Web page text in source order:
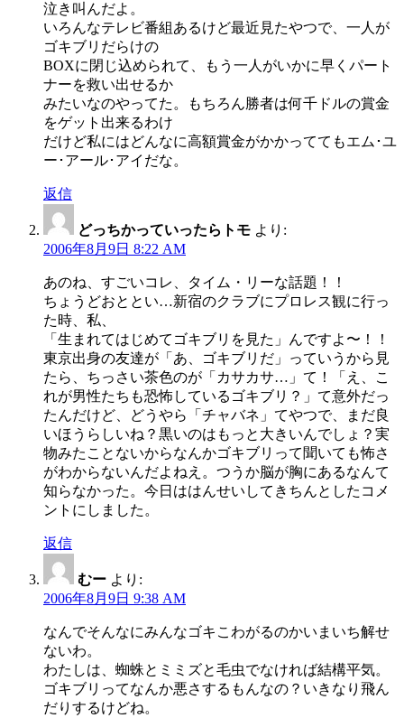
泣き叫んだよ。
いろんなテレビ番組あるけど最近見たやつで、一人が
ゴキブリだらけの
BOXに閉じ込められて、もう一人がいかに早くパート
ナーを救い出せるか
みたいなのやってた。もちろん勝者は何千ドルの賞金
をゲット出来るわけ
だけど私にはどんなに高額賞金がかかっててもエム･ユ
ー･アール･アイだな。
返信
どっちかっていったらトモ より:
2006年8月9日 8:22 AM
あのね、すごいコレ、タイム・リーな話題！！
ちょうどおととい…新宿のクラブにプロレス観に行っ
た時、私、
「生まれてはじめてゴキブリを見た」んですよ〜！！
東京出身の友達が「あ、ゴキブリだ」っていうから見
たら、ちっさい茶色のが「カサカサ…」て！「え、こ
れが男性たちも恐怖しているゴキブリ？」て意外だっ
たんだけど、どうやら「チャバネ」てやつで、まだ良
いほうらしいね？黒いのはもっと大きいんでしょ？実
物みたことないからなんかゴキブリって聞いても怖さ
がわからないんだよねえ。つうか脳が胸にあるなんて
知らなかった。今日ははんせいしてきちんとしたコメ
ントにしました。
返信
むー より:
2006年8月9日 9:38 AM
なんでそんなにみんなゴキこわがるのかいまいち解せ
ないわ。
わたしは、蜘蛛とミミズと毛虫でなければ結構平気。
ゴキブリってなんか悪さするもんなの？いきなり飛ん
だりするけどね。